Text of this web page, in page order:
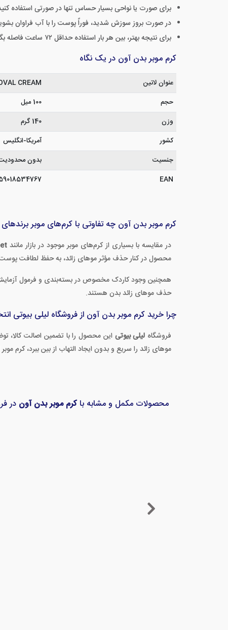
برای صورت یا نواحی بسیار حساس تنها در صورتی استفاده
در صورت بروز سوزش شدید، فوراً پوست را با آب فراوان
برای نتیجه بهتر، بین هر بار استفاده حداقل ۷۲ ساعت فاصله بگذارید.
کرم موبر بدن آون در یک نگاه
عنوان لاتین
CREAM
حجم
100 میل
وزن
140 گرم
کشور
آمریکا-انگلیس
جنسیت
بدون محدودیت,
EAN
کرم موبر بدن آون چه تفاوتی با کرم‌های موبر برندهای
در مقایسه با بسیاری از کرم‌های موبر موجود در بازار مانند
محصول در کنار حذف مؤثر موهای زائد، به حفظ لطافت
همچنین وجود کاردک مخصوص در بسته‌بندی و فرمول
حذف موهای زائد بدن هستند.
چرا خرید کرم موبر بدن آون از فروشگاه لیلی بیوتی
فروشگاه لیلی بیوتی این محصول را با تضمین اصالت کالا،
موهای زائد را سریع و بدون ایجاد التهاب از بین ببرد، کرم
محصولات مکمل و مشابه باکرم موبر بدن آون در